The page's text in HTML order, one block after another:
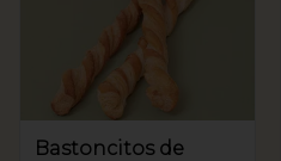
Bastoncitos de